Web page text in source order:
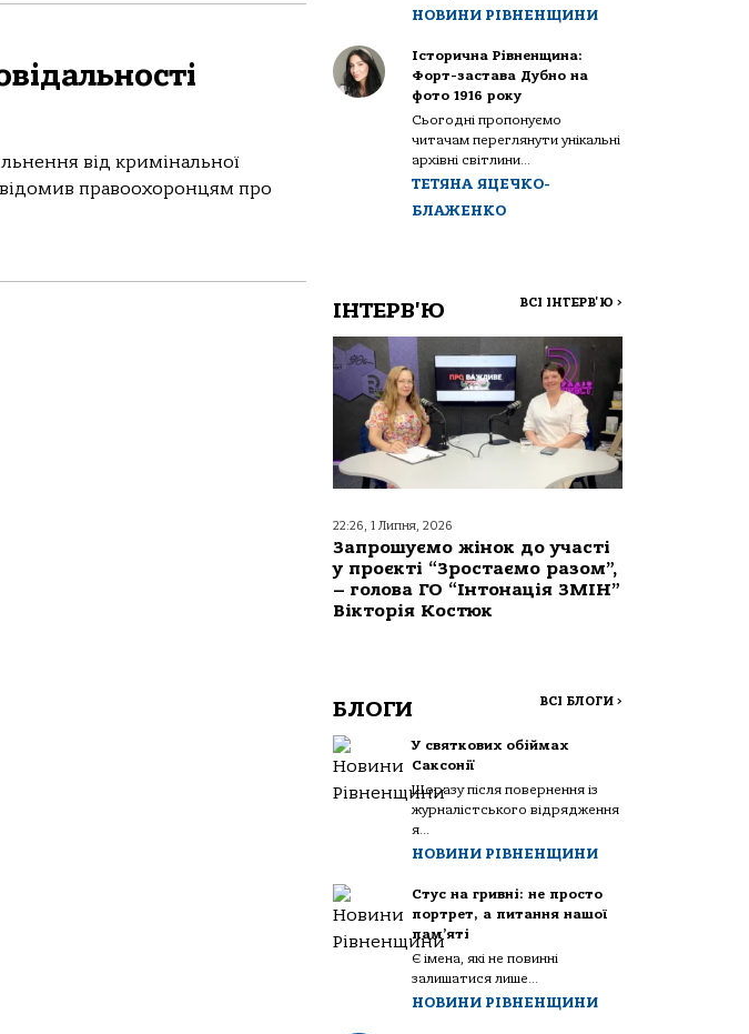
від кримінальної
правоохоронцям про
НОВИНИ РІВНЕНЩИНИ
Історична Рівненщина:
Форт-застава Дубно на
фото 1916 року
Сьогодні пропонуємо
читачам переглянути унікальні
архівні світлини...
ТЕТЯНА ЯЦЕЧКО-
БЛАЖЕНКО
ІНТЕРВ'Ю ВСІ ІНТЕРВ'Ю >
22:26, 1 Липня, 2026
Запрошуємо жінок до участі
у проєкті “Зростаємо разом”,
– голова ГО “Інтонація ЗМІН”
Вікторія Костюк
БЛОГИ ВСІ БЛОГИ >
У святкових обіймах
Саксонії
Щоразу після повернення із
журналістського відрядження
я...
НОВИНИ РІВНЕНЩИНИ
Стус на гривні: не просто
портрет, а питання нашої
пам’яті
Є імена, які не повинні
залишатися лише...
НОВИНИ РІВНЕНЩИНИ